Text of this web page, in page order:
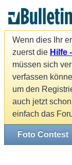
Wenn dies Ihr
zuerst die Hilfe
müssen sich
verfassen
um den
auch jetzt
einfach das
Foto Contest